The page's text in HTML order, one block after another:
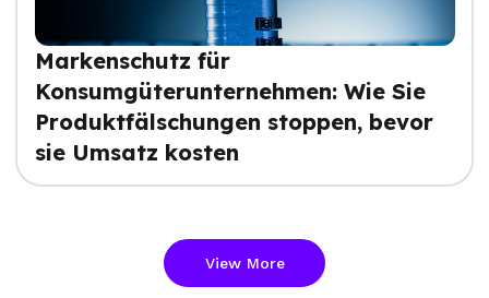
Markenschutz für
Konsumgüterunternehmen: Wie Sie
Produktfälschungen stoppen, bevor
sie Umsatz kosten
View More